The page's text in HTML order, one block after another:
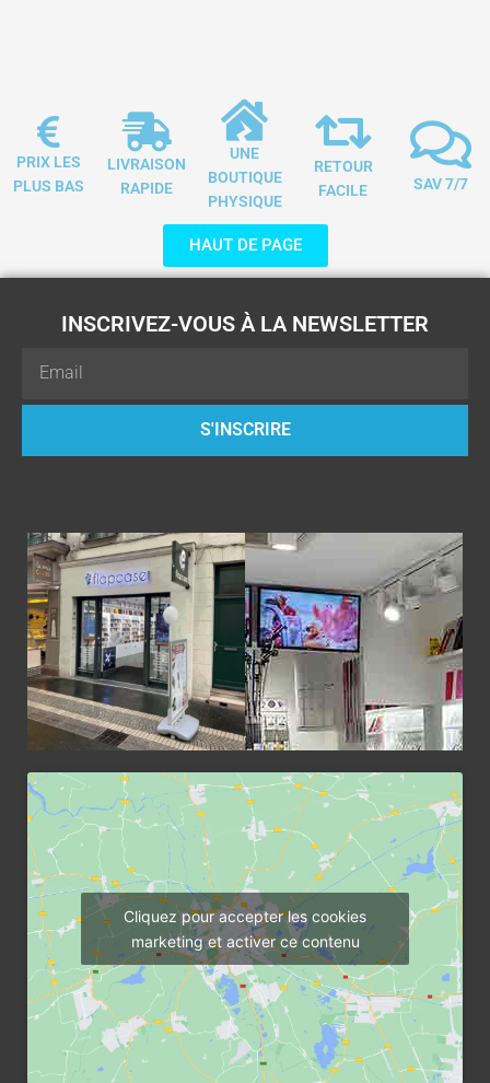
PRIX LES
PLUS BAS
LIVRAISON
RAPIDE
UNE
BOUTIQUE
PHYSIQUE
RETOUR
FACILE
SAV 7/7
HAUT DE PAGE
INSCRIVEZ-VOUS À LA NEWSLETTER
S'INSCRIRE
Cliquez pour accepter les cookies
marketing et activer ce contenu